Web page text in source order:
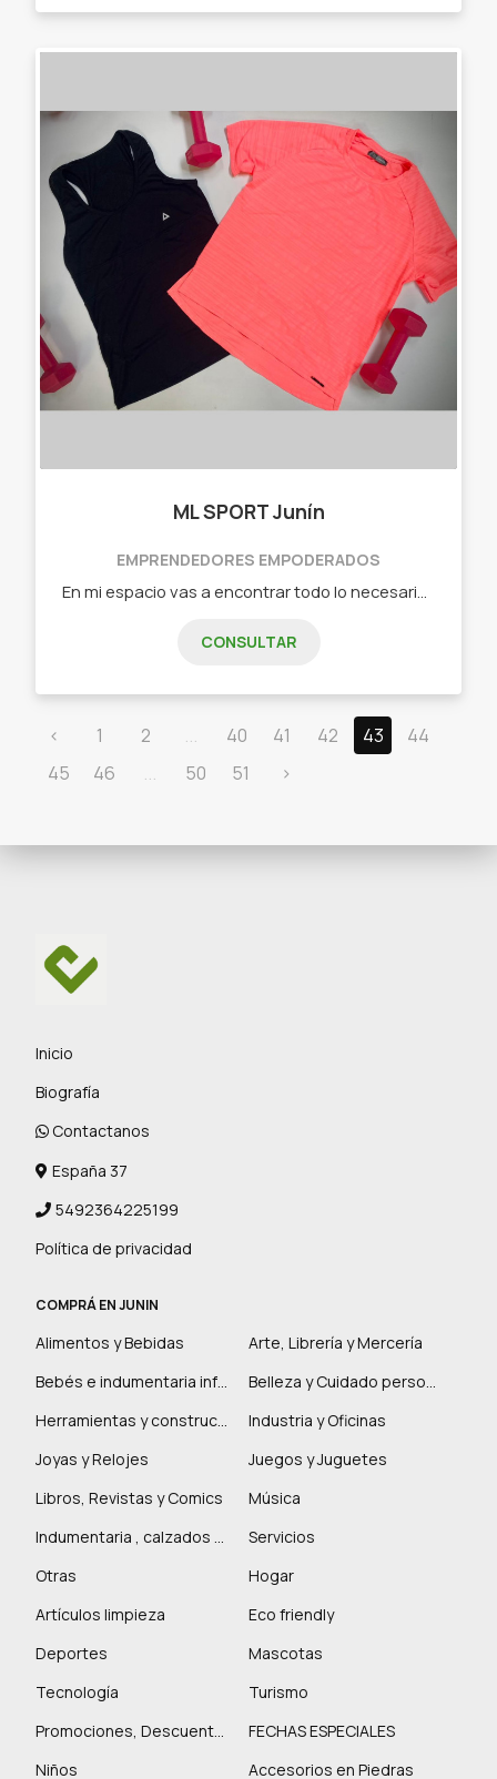
ML SPORT Junín
EMPRENDEDORES EMPODERADOS
CONSULTAR
‹ 1 2 ... 40 41 42 43
44
45
46 ... 50 51 ›
Inicio
Biografía
Contactanos
España 37
5492364225199
Política de privacidad
COMPRÁ EN JUNIN
Alimentos y Bebidas
Arte, Librería y Mercería
Bebés e indumentaria infantil
Belleza y Cuidado personal
Herramientas y construcción
Industria y Oficinas
Joyas y Relojes
Juegos y Juguetes
Libros, Revistas y Comics
Música
Indumentaria , calzados y marroquinería
Servicios
Otras
Hogar
Artículos limpieza
Eco friendly
Deportes
Mascotas
Tecnología
Turismo
Promociones, Descuentos y más
FECHAS ESPECIALES
Niños
Accesorios en Piedras